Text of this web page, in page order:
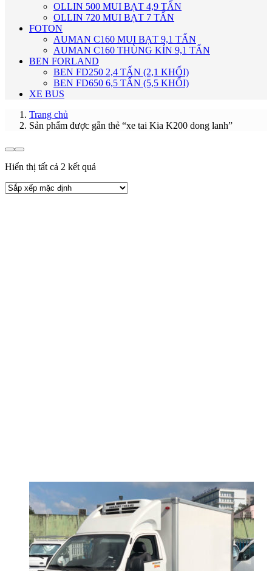
OLLIN 500 MUI BẠT 4,9 TẤN
OLLIN 720 MUI BẠT 7 TẤN
FOTON
AUMAN C160 MUI BẠT 9,1 TẤN
AUMAN C160 THÙNG KÍN 9,1 TẤN
BEN FORLAND
BEN FD250 2,4 TẤN (2,1 KHỐI)
BEN FD650 6,5 TẤN (5,5 KHỐI)
XE BUS
Trang chủ
Sản phẩm được gắn thẻ “xe tai Kia K200 dong lanh”
Hiển thị tất cả 2 kết quả